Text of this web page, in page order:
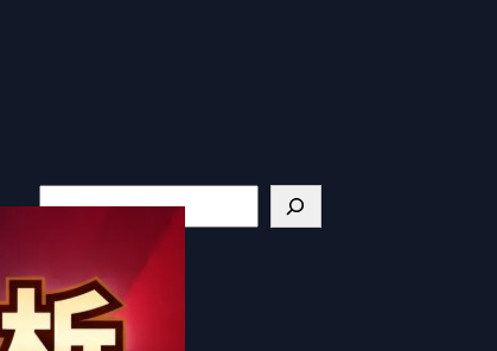
S
r
c
最新文章